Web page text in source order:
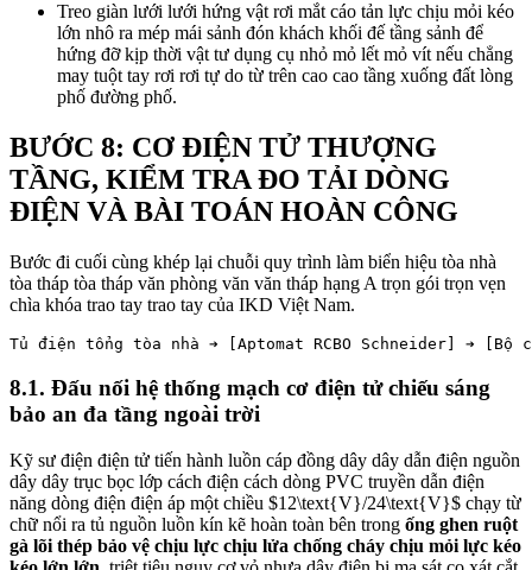
Treo giàn lưới lưới hứng vật rơi mắt cáo tản lực chịu mỏi kéo
lớn nhô ra mép mái sảnh đón khách khối đế tầng sảnh để
hứng đỡ kịp thời vật tư dụng cụ nhỏ mỏ lết mỏ vít nếu chẳng
may tuột tay rơi rơi tự do từ trên cao cao tầng xuống đất lòng
phố đường phố.
BƯỚC 8: CƠ ĐIỆN TỬ THƯỢNG
TẦNG, KIỂM TRA ĐO TẢI DÒNG
ĐIỆN VÀ BÀI TOÁN HOÀN CÔNG
Bước đi cuối cùng khép lại chuỗi quy trình làm biển hiệu tòa nhà
tòa tháp tòa tháp văn phòng văn văn tháp hạng A trọn gói trọn vẹn
chìa khóa trao tay trao tay của IKD Việt Nam.
8.1. Đấu nối hệ thống mạch cơ điện tử chiếu sáng
bảo an đa tầng ngoài trời
Kỹ sư điện điện tử tiến hành luồn cáp đồng dây dây dẫn điện nguồn
dây dây trục bọc lớp cách điện cách dòng PVC truyền dẫn điện
năng dòng điện điện áp một chiều $12\text{V}/24\text{V}$ chạy từ
chữ nổi ra tủ nguồn luồn kín kẽ hoàn toàn bên trong ống ghen ruột
gà lõi thép bảo vệ chịu lực chịu lửa chống cháy chịu mỏi lực kéo